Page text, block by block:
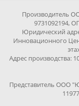
Производитель
9731092194,
Юридический
Инновационного
Адрес производства:
Представитель ООО